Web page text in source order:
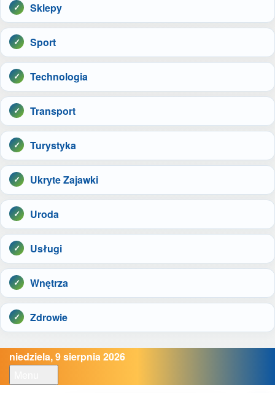
Sklepy
Sport
Technologia
Transport
Turystyka
Ukryte Zajawki
Uroda
Usługi
Wnętrza
Zdrowie
niedziela, 9 sierpnia 2026